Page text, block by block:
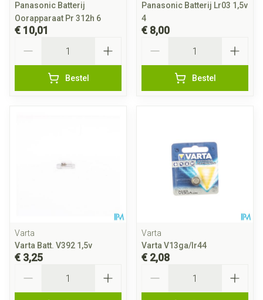
Panasonic Batterij
Oorapparaat Pr 312h 6
€ 10,01
Bestel
Panasonic Batterij Lr03 1,5v
4
€ 8,00
Bestel
Varta
Varta Batt. V392 1,5v
€ 3,25
Varta
Varta V13ga/lr44
€ 2,08